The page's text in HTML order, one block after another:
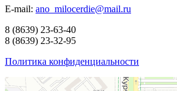
E-mail: ano_milocerdie@mail.ru
8 (8639) 23-63-40
8 (8639) 23-32-95
Политика конфиденциальности